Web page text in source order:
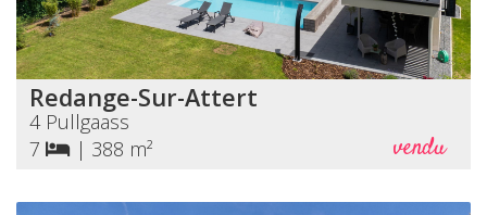
Redange-Sur-Attert
4 Pullgaass
7
| 388 m² vendu